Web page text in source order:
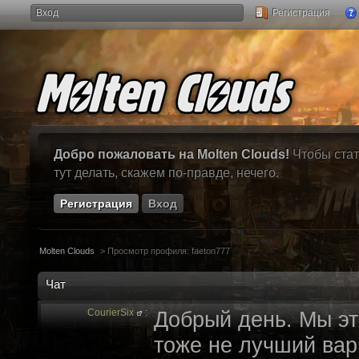
Вход Регистрация
Добро пожаловать на Molten Clouds! Чтобы
тут делать, скажем по-правде, нечего.
Регистрация Вход
Molten Clouds > Просмотр профиля: faeton777
Чат
CourierSix : Добрый день. Мы
тоже не лучший